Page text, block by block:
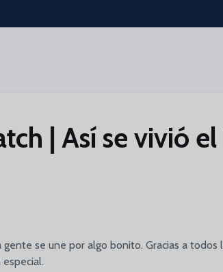
| Así se vivió
gente se une por algo bonito. Gracias a